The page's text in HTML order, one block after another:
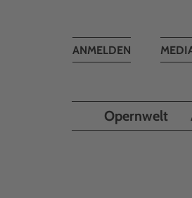
Toggle
ANMELDEN
Opernwelt